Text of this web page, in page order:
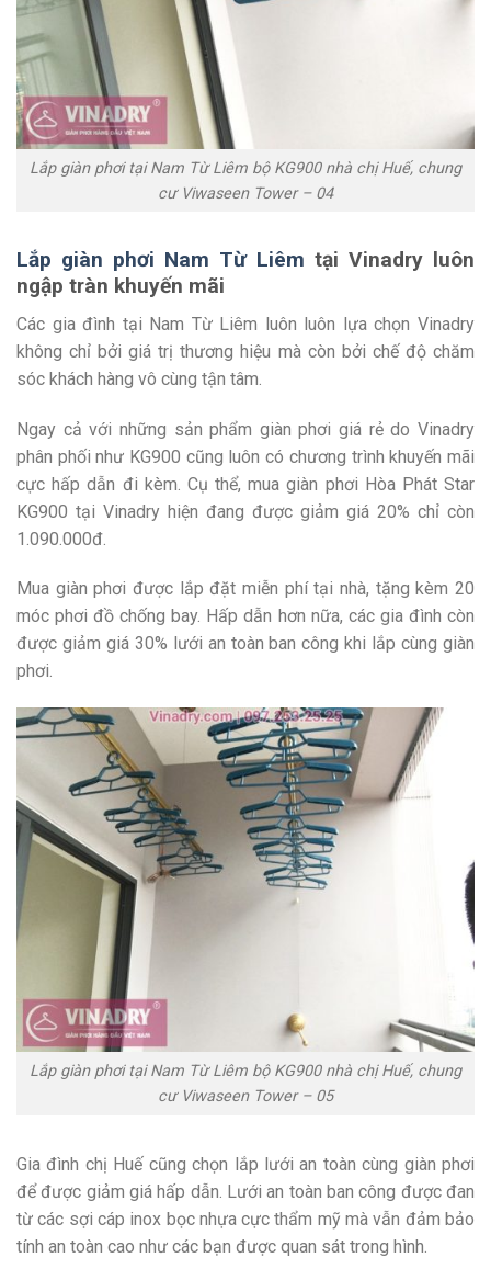
Lắp giàn phơi tại Nam Từ Liêm bộ KG900 nhà chị Huế, chung
cư Viwaseen Tower – 04
Lắp giàn phơi Nam Từ Liêm tại Vinadry luôn
ngập tràn khuyến mãi
Các gia đình tại Nam Từ Liêm luôn luôn lựa chọn Vinadry
không chỉ bởi giá trị thương hiệu mà còn bởi chế độ chăm
sóc khách hàng vô cùng tận tâm.
Ngay cả với những sản phẩm giàn phơi giá rẻ do Vinadry
phân phối như KG900 cũng luôn có chương trình khuyến mãi
cực hấp dẫn đi kèm. Cụ thể, mua giàn phơi Hòa Phát Star
KG900 tại Vinadry hiện đang được giảm giá 20% chỉ còn
1.090.000đ.
Mua giàn phơi được lắp đặt miễn phí tại nhà, tặng kèm 20
móc phơi đồ chống bay. Hấp dẫn hơn nữa, các gia đình còn
được giảm giá 30% lưới an toàn ban công khi lắp cùng giàn
phơi.
Lắp giàn phơi tại Nam Từ Liêm bộ KG900 nhà chị Huế, chung
cư Viwaseen Tower – 05
Gia đình chị Huế cũng chọn lắp lưới an toàn cùng giàn phơi
để được giảm giá hấp dẫn. Lưới an toàn ban công được đan
từ các sợi cáp inox bọc nhựa cực thẩm mỹ mà vẫn đảm bảo
tính an toàn cao như các bạn được quan sát trong hình.